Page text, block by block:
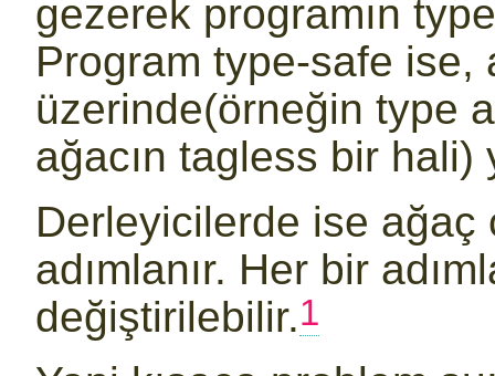
gezerek programın
Program type-safe ise,
üzerinde(örneğin type
ağacın tagless bir hali)
Derleyicilerde ise ağaç
adımlanır. Her bir
değiştirilebilir.1